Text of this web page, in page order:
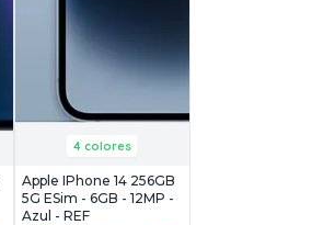
4 colores
Apple IPhone 14 256GB
5G ESim - 6GB - 12MP -
Azul - REF